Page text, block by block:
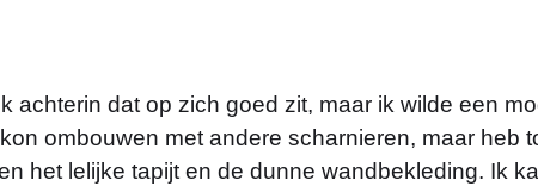
achterin dat op zich goed zit, maar ik wilde een
ombouwen met andere scharnieren, maar heb
het lelijke tapijt en de dunne wandbekleding. Ik